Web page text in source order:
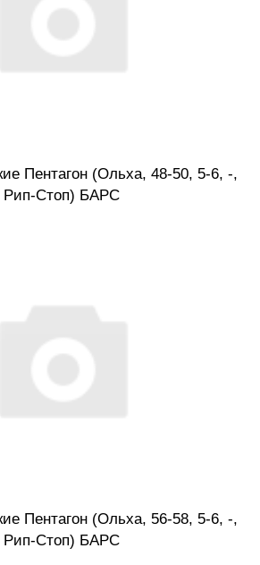
Пентагон (Ольха, 48-50, 5-6, -,
Рип-Стоп) БАРС
Пентагон (Ольха, 56-58, 5-6, -,
Рип-Стоп) БАРС